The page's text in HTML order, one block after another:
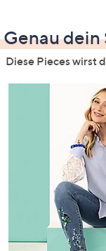
Genau dein
Diese Pieces wirst